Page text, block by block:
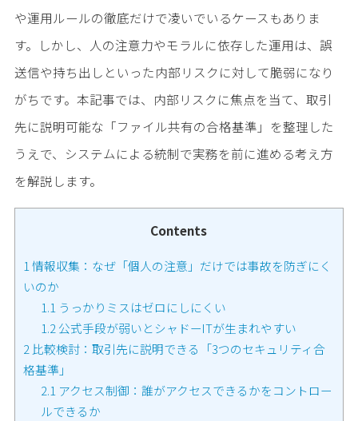
や運用ルールの徹底だけで凌いでいるケースもありま
す。しかし、人の注意力やモラルに依存した運用は、誤
送信や持ち出しといった内部リスクに対して脆弱になり
がちです。本記事では、内部リスクに焦点を当て、取引
先に説明可能な「ファイル共有の合格基準」を整理した
うえで、システムによる統制で実務を前に進める考え方
を解説します。
Contents
1 情報収集：なぜ「個人の注意」だけでは事故を防ぎにく
いのか
1.1 うっかりミスはゼロにしにくい
1.2 公式手段が弱いとシャドーITが生まれやすい
2 比較検討：取引先に説明できる「3つのセキュリティ合
格基準」
2.1 アクセス制御：誰がアクセスできるかをコントロー
ルできるか